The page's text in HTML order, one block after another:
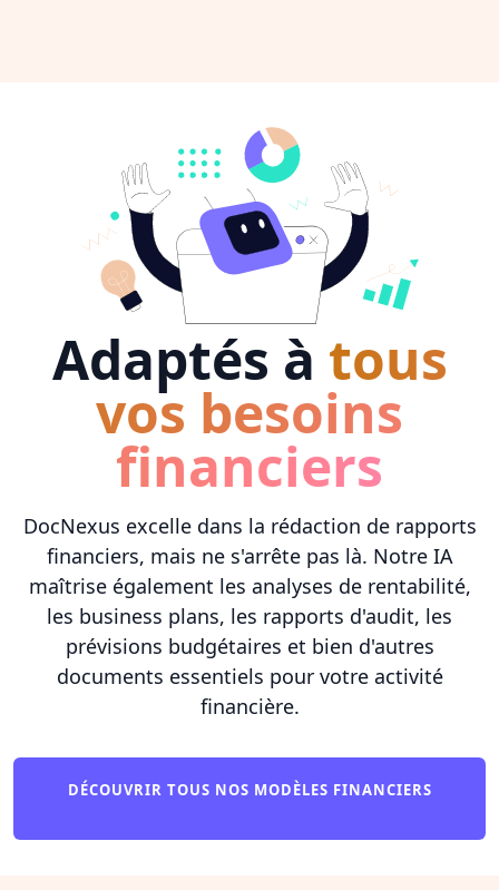
Adaptés à tous
vos besoins
financiers
DocNexus excelle dans la rédaction de rapports
financiers, mais ne s'arrête pas là. Notre IA
maîtrise également les analyses de rentabilité,
les business plans, les rapports d'audit, les
prévisions budgétaires et bien d'autres
documents essentiels pour votre activité
financière.
DÉCOUVRIR TOUS NOS MODÈLES FINANCIERS